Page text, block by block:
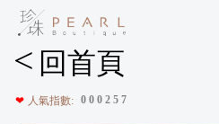
< 回首頁
❤ 人氣指數: 0 0 0 2 5 7